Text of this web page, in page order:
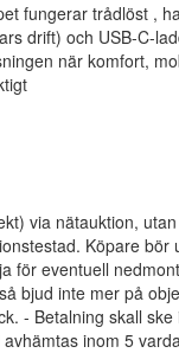
fungerar trådlöst ,
drift) och USB-C-
när komfort,
via nätauktion,
Köpare bör
för eventuell
bjud inte mer på
- Betalning skall
inom 5